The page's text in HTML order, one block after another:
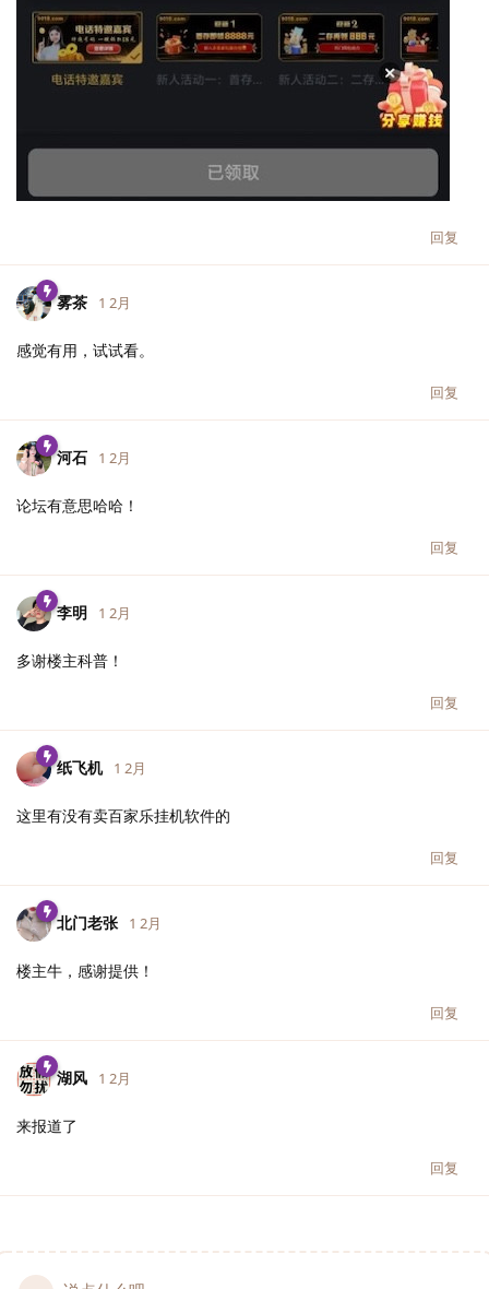
回复
雾茶 1 2月
感觉有用，试试看。
回复
河石 1 2月
论坛有意思哈哈！
回复
李明 1 2月
多谢楼主科普！
回复
纸飞机 1 2月
这里有没有卖百家乐挂机软件的
回复
北门老张 1 2月
楼主牛，感谢提供！
回复
湖风 1 2月
来报道了
回复